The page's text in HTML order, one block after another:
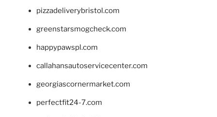
pizzadeliverybristol.com
greenstarsmogcheck.com
happypawspl.com
callahansautoservicecenter.com
georgiascornermarket.com
perfectfit24-7.com